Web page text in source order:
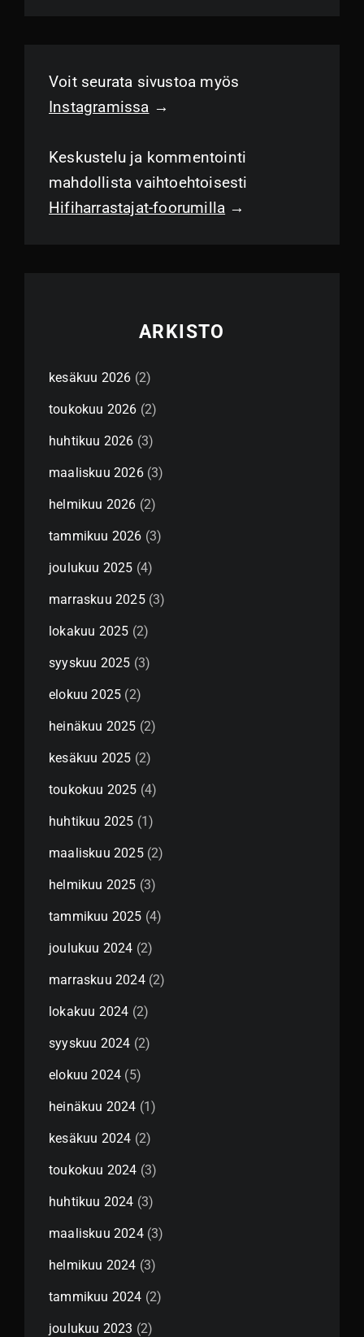
Voit seurata sivustoa myös
Instagramissa →
Keskustelu ja kommentointi
mahdollista vaihtoehtoisesti
Hifiharrastajat-foorumilla →
ARKISTO
kesäkuu 2026 (2)
toukokuu 2026 (2)
huhtikuu 2026 (3)
maaliskuu 2026(3)
helmikuu 2026 (2)
tammikuu 2026 (3)
joulukuu 2025 (4)
marraskuu 2025(3)
lokakuu 2025 (2)
syyskuu 2025 (3)
elokuu 2025 (2)
heinäkuu 2025 (2)
kesäkuu 2025 (2)
toukokuu 2025 (4)
huhtikuu 2025 (1)
maaliskuu 2025(2)
helmikuu 2025 (3)
tammikuu 2025 (4)
joulukuu 2024 (2)
marraskuu 2024(2)
lokakuu 2024 (2)
syyskuu 2024 (2)
elokuu 2024 (5)
heinäkuu 2024 (1)
kesäkuu 2024 (2)
toukokuu 2024 (3)
huhtikuu 2024 (3)
maaliskuu 2024(3)
helmikuu 2024 (3)
tammikuu 2024 (2)
joulukuu 2023 (2)